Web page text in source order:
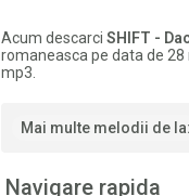
Acum descarci SHIFT -
romaneasca pe data de
mp3.
Mai multe melodii de la:
Navigare rapida